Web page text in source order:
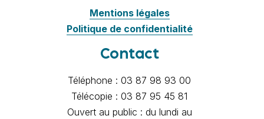
Mentions légales
Politique de confidentialité
Contact
Téléphone : 03 87 98 93 00
Télécopie : 03 87 95 45 81
Ouvert au public : du lundi au